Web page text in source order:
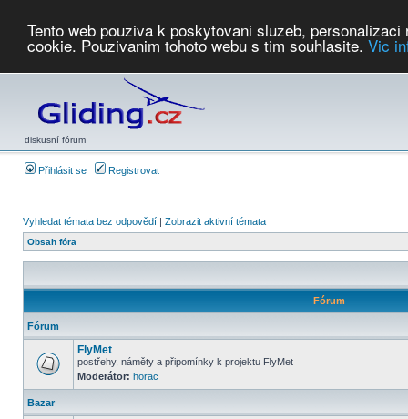
Tento web pouziva k poskytovani sluzeb,
cookie. Pouzivanim tohoto webu s tim souhlasite. Vic
diskusní fórum
Přihlásit se Registrovat
Vyhledat témata bez odpovědí | Zobrazit aktivní témata
Obsah fóra
Fórum
Fórum
FlyMet
postřehy, náměty a připomínky k projektu FlyMet
Moderátor: horac
Bazar